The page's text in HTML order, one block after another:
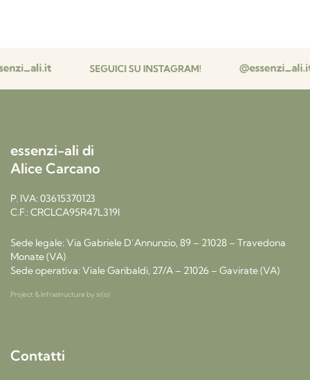
essenzi-ali di
Alice Carcano
P. IVA: 03615370123
C.F.: CRCLCA95R47L319I
Sede legale: Via Gabriele D’Annunzio, 89 – 21028 – Travedona
Monate (VA)
Sede operativa: Viale Garibaldi, 27/A – 21026 – Gavirate (VA)
Project & Infrastructure by sr(o)
Contatti